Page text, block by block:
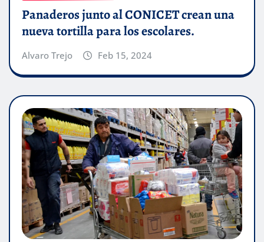
Panaderos junto al CONICET crean una
nueva tortilla para los escolares.
Alvaro Trejo Feb 15, 2024